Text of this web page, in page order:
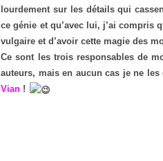
lourdement sur les détails qui
ce génie et qu’avec lui, j’ai compris
vulgaire et d’avoir cette magie des
Ce sont les trois responsables de
auteurs, mais en aucun cas je ne
Vian !